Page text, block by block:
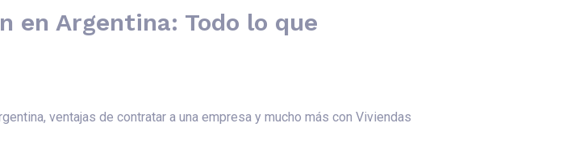
en Argentina: Todo lo que
ventajas de contratar a una empresa y mucho más con Viviendas